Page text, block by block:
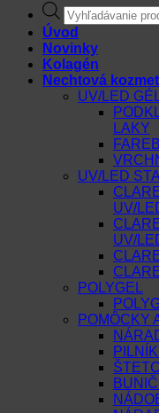
Products
search
Úvod
Novinky
Kolagén
Nechtová
UV/LED
LAKY
UV/LED
UV/
UV/
POLYGEL
POMÔCKY